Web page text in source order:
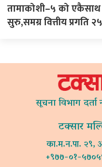
तामाकोशी–५ को
सुरु,समग्र वित्तीय प्रगति
सूचना विभाग
टक्सार
का.म.न.पा. २९,
+९७७-०१-